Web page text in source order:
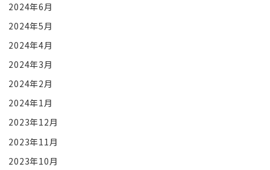
2024年6月
2024年5月
2024年4月
2024年3月
2024年2月
2024年1月
2023年12月
2023年11月
2023年10月